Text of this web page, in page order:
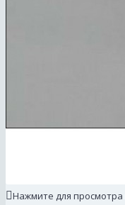
Нажмите для просмотра